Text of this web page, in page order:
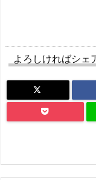
よろしければシェ